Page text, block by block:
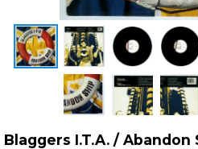
Blaggers I.T.A. / Abandon